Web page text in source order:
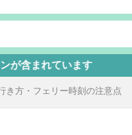
す
き方・フェリー時刻の注意点